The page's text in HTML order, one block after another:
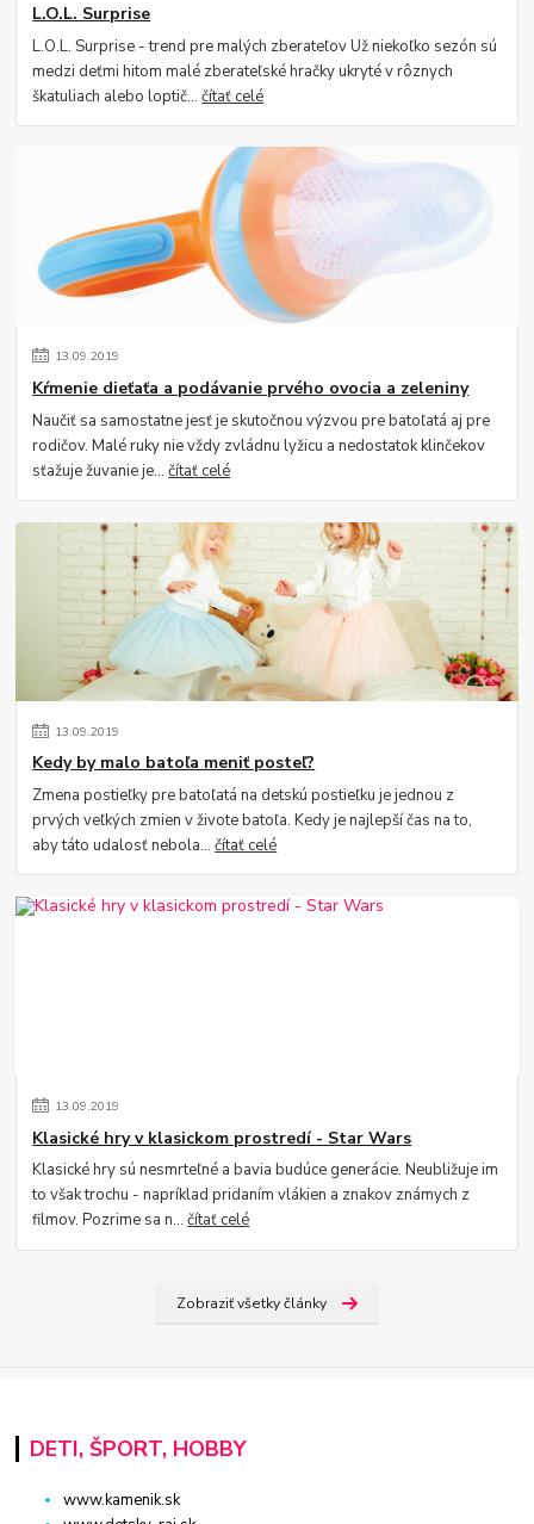
L.O.L. Surprise
L.O.L. Surprise - trend pre malých zberateľov Už niekoľko sezón sú
medzi deťmi hitom malé zberateľské hračky ukryté v rôznych
škatuliach alebo loptič...čítať celé
13.09.2019
Kŕmenie dieťaťa a podávanie prvého ovocia a zeleniny
Naučiť sa samostatne jesť je skutočnou výzvou pre batoľatá aj pre
rodičov. Malé ruky nie vždy zvládnu lyžicu a nedostatok klinčekov
sťažuje žuvanie je...čítať celé
13.09.2019
Kedy by malo batoľa meniť posteľ?
Zmena postieľky pre batoľatá na detskú postieľku je jednou z
prvých veľkých zmien v živote batoľa. Kedy je najlepší čas na to,
aby táto udalosť nebola...čítať celé
13.09.2019
Klasické hry v klasickom prostredí - Star Wars
Klasické hry sú nesmrteľné a bavia budúce generácie. Neubližuje im
to však trochu - napríklad pridaním vlákien a znakov známych z
filmov. Pozrime sa n...čítať celé
Zobraziť všetky články
DETI, ŠPORT, HOBBY
www.kamenik.sk